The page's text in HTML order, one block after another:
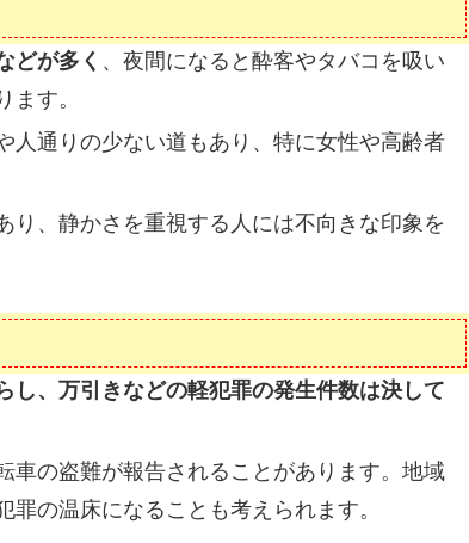
どが多く 、夜間になると酔客やタバコを吸い
す。
人通りの少ない道もあり、特に女性や高齢者
、静かさを重視する人には不向きな印象を
し、万引きなどの軽犯罪の発生件数は決して
車の盗難が報告されることがあります。地域
の温床になることも考えられます。